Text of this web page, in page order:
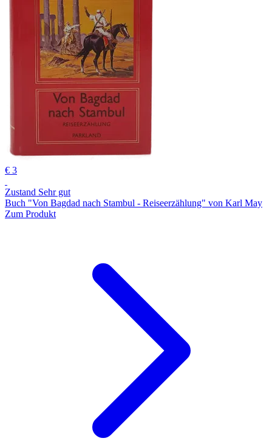
€ 3
Zustand Sehr gut
Buch "Von Bagdad nach Stambul - Reiseerzählung" von Karl May
Zum Produkt